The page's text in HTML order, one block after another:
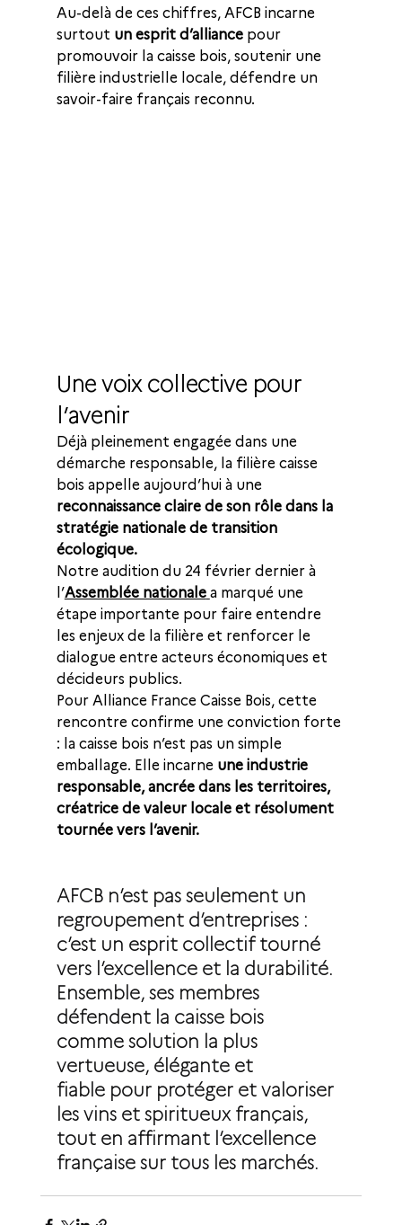
Au-delà de ces chiffres, AFCB incarne
surtout un esprit d’alliance pour
promouvoir la caisse bois, soutenir une
filière industrielle locale, défendre un
savoir-faire français reconnu.
Une voix collective pour
l’avenir
Déjà pleinement engagée dans une
démarche responsable, la filière caisse
bois appelle aujourd’hui à une
reconnaissance claire de son rôle dans la
stratégie nationale de transition
écologique.
Notre audition du 24 février dernier à
l’Assemblée nationalea marqué une
étape importante pour faire entendre
les enjeux de la filière et renforcer le
dialogue entre acteurs économiques et
décideurs publics.
Pour Alliance France Caisse Bois, cette
rencontre confirme une conviction forte
: la caisse bois n’est pas un simple
emballage. Elle incarne une industrie
responsable, ancrée dans les territoires,
créatrice de valeur locale et résolument
tournée vers l’avenir.
AFCB n’est pas seulement un
regroupement d’entreprises :
c’est un esprit collectif tourné
vers l’excellence et la durabilité.
Ensemble, ses membres
défendent la caisse bois
comme solution la plus
vertueuse, élégante et
fiable pour protéger et valoriser
les vins et spiritueux français,
tout en affirmant l’excellence
française sur tous les marchés.